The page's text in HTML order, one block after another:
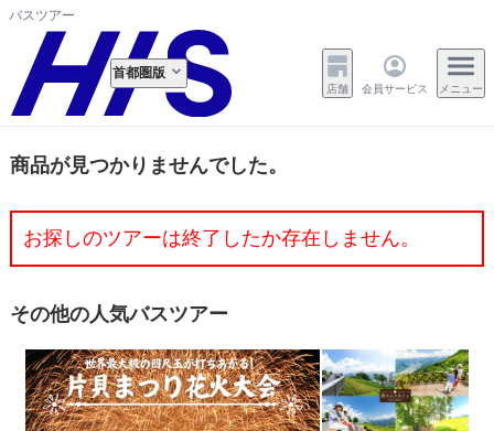
バスツアー
首都圏版
店舗 会員サービス メニュー
商品が見つかりませんでした。
お探しのツアーは終了したか存在しません。
その他の人気バスツアー